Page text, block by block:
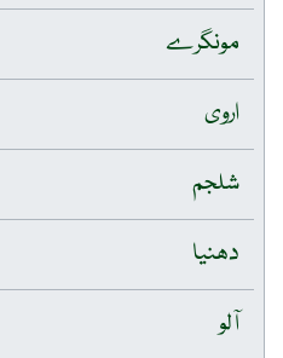
مونگرے
اروی
شلجم
دھنیا
آلو